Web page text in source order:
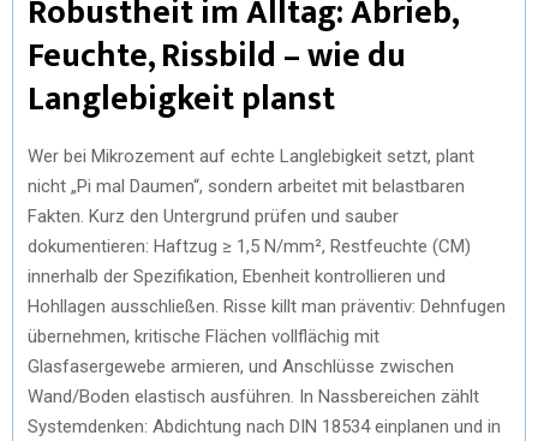
Robustheit im Alltag: Abrieb,
Feuchte, Rissbild – wie du
Langlebigkeit planst
Wer bei Mikrozement auf echte Langlebigkeit setzt, plant
nicht „Pi mal Daumen“, sondern arbeitet mit belastbaren
Fakten. Kurz den Untergrund prüfen und sauber
dokumentieren: Haftzug ≥ 1,5 N/mm², Restfeuchte (CM)
innerhalb der Spezifikation, Ebenheit kontrollieren und
Hohllagen ausschließen. Risse killt man präventiv: Dehnfugen
übernehmen, kritische Flächen vollflächig mit
Glasfasergewebe armieren, und Anschlüsse zwischen
Wand/Boden elastisch ausführen. In Nassbereichen zählt
Systemdenken: Abdichtung nach DIN 18534 einplanen und in